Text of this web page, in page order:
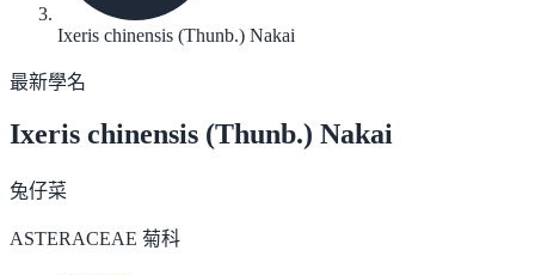
Ixeris chinensis (Thunb.) Nakai
最新學名
Ixeris chinensis (Thunb.) Nakai
兔仔菜
ASTERACEAE 菊科